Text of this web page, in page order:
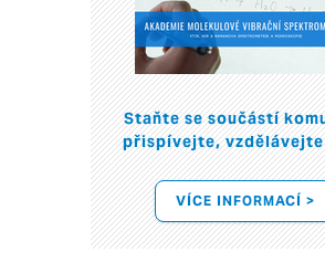
Staňte se součástí
přispívejte, vzdělávejte
VÍCE INFORMACÍ >